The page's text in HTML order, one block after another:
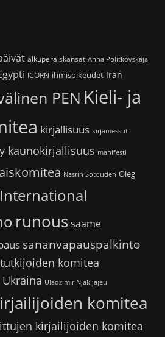
alkuperäiskansat Anna Politkovskaja
ICORN ihmisoikeudet Iran
PEN Kieli- ja
kirjallisuus kirjamessut
kaunokirjallisuus manifesti
Nasrin Sotoudeh Oleg
runoussaame
sananvapauspalkinto
komitea
Ukraina Uladzimir Njakljajeu
komitea
kirjailijoiden komitea